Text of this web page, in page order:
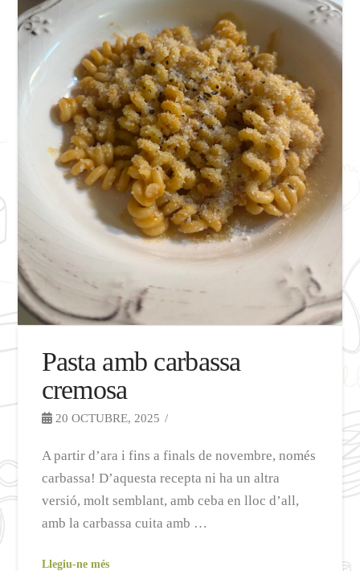
Pasta amb carbassa
cremosa
20 OCTUBRE, 2025
A partir d’ara i fins a finals de novembre, només
carbassa! D’aquesta recepta ni ha un altra
versió, molt semblant, amb ceba en lloc d’all,
amb la carbassa cuita amb …
Llegiu-ne més